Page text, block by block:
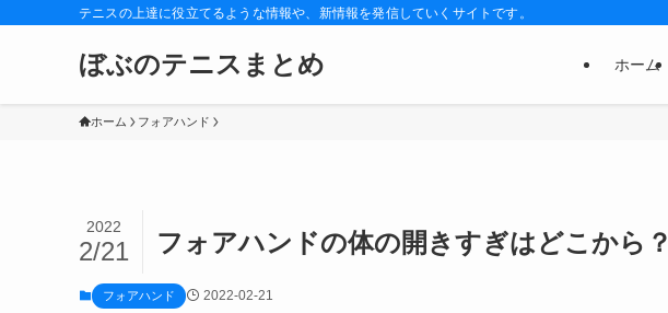
テニスの上達に役立てるような情報や、新情報を発信していくサイトです。
ぼぶのテニスまとめ ホーム
ホーム フォアハンド
フォアハンドの体の開きすぎはどこから？
2022
2/21
フォアハンド 2022-02-21